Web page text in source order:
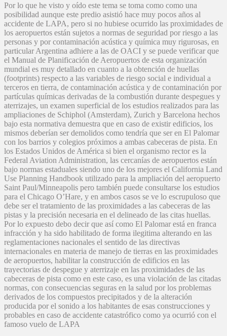
Por lo que he visto y oído este tema se toma como como una
posibilidad aunque este predio asistió hace muy pocos años al
accidente de LAPA, pero si no hubiese ocurrido las proximidades de
los aeropuertos están sujetos a normas de seguridad por riesgo a las
personas y por contaminación acústica y química muy rigurosas, en
particular Argentina adhiere a las de OACI y se puede verificar que
el Manual de Planificación de Aeropuertos de esta organización
mundial es muy detallado en cuanto a la obtención de huellas
(footprints) respecto a las variables de riesgo social e individual a
terceros en tierra, de contaminación acústica y de contaminación por
partículas químicas derivadas de la combustión durante despegues y
aterrizajes, un examen superficial de los estudios realizados para las
ampliaciones de Schiphol (Amsterdam), Zurich y Barcelona hechos
bajo esta normativa demuestra que en caso de existir edificios, los
mismos deberían ser demolidos como tendría que ser en El Palomar
con los barrios y colegios próximos a ambas cabeceras de pista. En
los Estados Unidos de América si bien el organismo rector es la
Federal Aviation Administration, las cercanías de aeropuertos están
bajo normas estaduales siendo uno de los mejores el California Land
Use Planning Handbook utilizado para la ampliación del aeropuerto
Saint Paul/Minneapolis pero también puede consultarse los estudios
para el Chicago O’Hare, y en ambos casos se ve lo escrupuloso que
debe ser el tratamiento de las proximidades a las cabeceras de las
pistas y la precisión necesaria en el delineado de las citas huellas.
Por lo expuesto debo decir que así como El Palomar está en franca
infracción y ha sido habilitado de forma ilegitima alterando en las
reglamentaciones nacionales el sentido de las directivas
internacionales en materia de manejo de tierras en las proximidades
de aeropuertos, habilitar la construcción de edificios en las
trayectorias de despegue y aterrizaje en las proximidades de las
cabeceras de pista como en este caso, es una violación de las citadas
normas, con consecuencias seguras en la salud por los problemas
derivados de los compuestos precipitados y de la alteración
producida por el sonido a los habitantes de esas construcciones y
probables en caso de accidente catastrófico como ya ocurrió con el
famoso vuelo de LAPA